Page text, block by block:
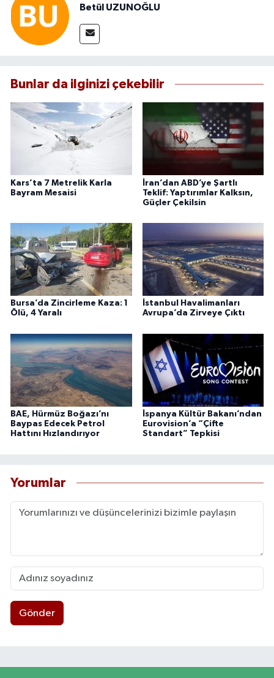
Betül UZUNOĞLU
Bunlar da ilginizi çekebilir
Kars’ta 7 Metrelik Karla
Bayram Mesaisi
İran’dan ABD’ye Şartlı
Teklif: Yaptırımlar Kalksın,
Güçler Çekilsin
Bursa’da Zincirleme Kaza: 1
Ölü, 4 Yaralı
İstanbul Havalimanları
Avrupa’da Zirveye Çıktı
BAE, Hürmüz Boğazı’nı
Baypas Edecek Petrol
Hattını Hızlandırıyor
İspanya Kültür Bakanı’ndan
Eurovision’a “Çifte
Standart” Tepkisi
Yorumlar
Gönder